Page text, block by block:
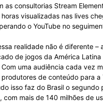
as consultorias Stream
visualizadas nas lives
o YouTube no
realidade não é diferente –
de jogos da América
uma audiência cada vez
produtores de conteúdo para a
isso faz do Brasil o segundo
com mais de 140 milhões de